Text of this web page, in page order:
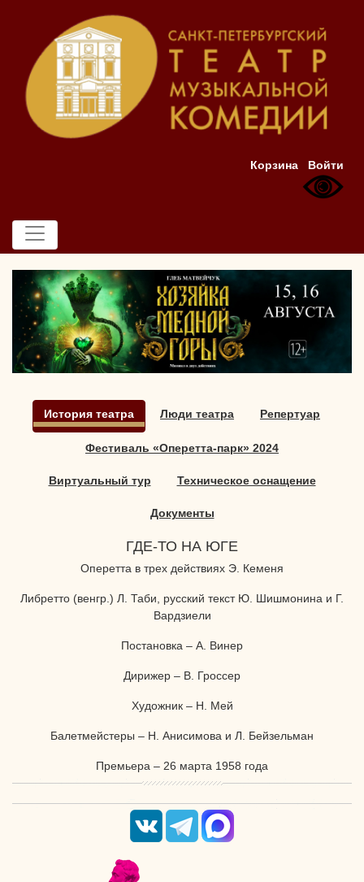
Корзина Войти
История театра Люди театра Репертуар
Фестиваль «Оперетта-парк» 2024
Виртуальный тур Техническое оснащение
Документы
ГДЕ-ТО НА ЮГЕ
Оперетта в трех действиях Э. Кеменя
Либретто (венгр.) Л. Таби, русский текст Ю. Шишмонина и Г.
Вардзиели
Постановка – А. Винер
Дирижер – В. Гроссер
Художник – Н. Мей
Балетмейстеры – Н. Анисимова и Л. Бейзельман
Премьера – 26 марта 1958 года